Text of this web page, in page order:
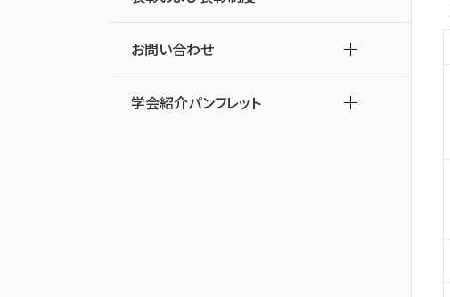
お問い合わせ
学会紹介パンフレット